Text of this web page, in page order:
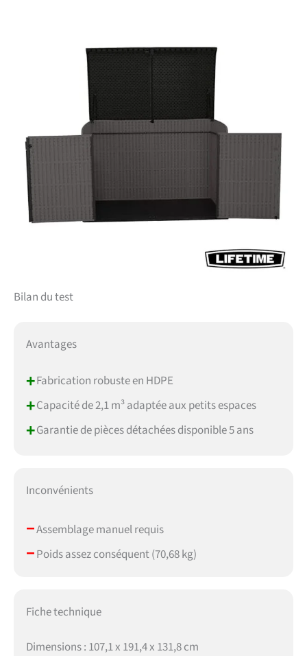
Bilan du test
Avantages
+Fabrication robuste en HDPE
+Capacité de 2,1 m³ adaptée aux petits espaces
+Garantie de pièces détachées disponible 5 ans
Inconvénients
–Assemblage manuel requis
–Poids assez conséquent (70,68 kg)
Fiche technique
Dimensions : 107,1 x 191,4 x 131,8 cm